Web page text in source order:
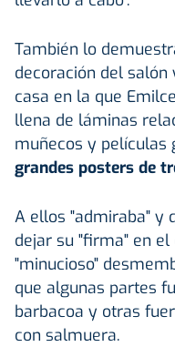
También lo
decoración del
casa en la que
llena de láminas
muñecos y películas
grandes posters de
A ellos "admiraba" y
dejar su "firma" en
"minucioso"
que algunas partes
barbacoa y otras
con salmuera.